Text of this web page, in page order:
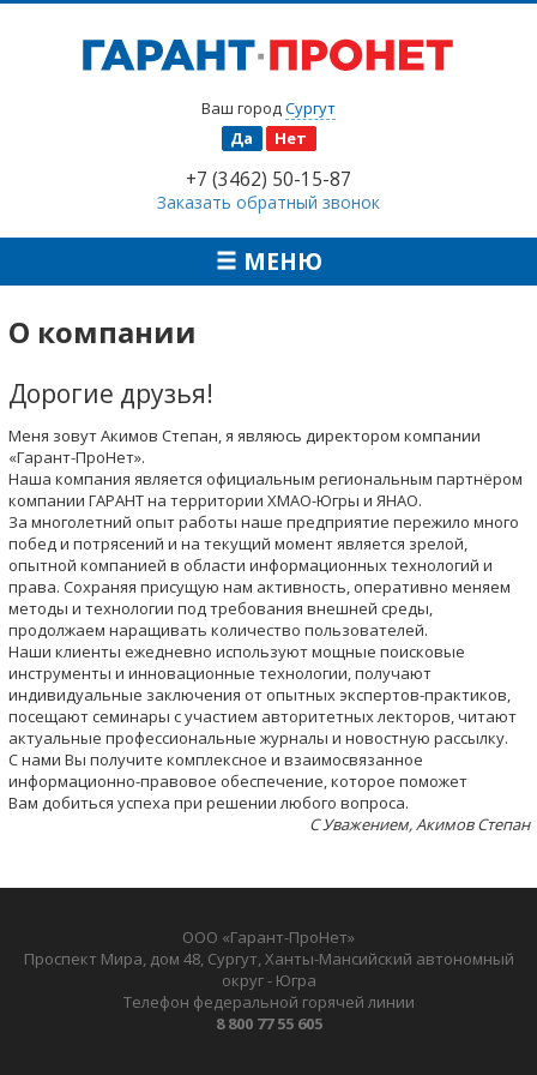
Ваш город Сургут
Да
Нет
+7 (3462) 50-15-87
Заказать обратный звонок
МЕНЮ
О компании
Дорогие друзья!
Меня зовут Акимов Степан, я являюсь директором компании
«Гарант-ПроНет».
Наша компания является официальным региональным партнёром
компании ГАРАНТ на территории ХМАО-Югры и ЯНАО.
За многолетний опыт работы наше предприятие пережило много
побед и потрясений и на текущий момент является зрелой,
опытной компанией в области информационных технологий и
права. Сохраняя присущую нам активность, оперативно меняем
методы и технологии под требования внешней среды,
продолжаем наращивать количество пользователей.
Наши клиенты ежедневно используют мощные поисковые
инструменты и инновационные технологии, получают
индивидуальные заключения от опытных экспертов-практиков,
посещают семинары с участием авторитетных лекторов, читают
актуальные профессиональные журналы и новостную рассылку.
С нами Вы получите комплексное и взаимосвязанное
информационно-правовое обеспечение, которое поможет
Вам добиться успеха при решении любого вопроса.
С Уважением, Акимов Степан
ООО «Гарант-ПроНет»
Проспект Мира, дом 48, Сургут, Ханты-Мансийский автономный
округ - Югра
Телефон федеральной горячей линии
8 800 77 55 605